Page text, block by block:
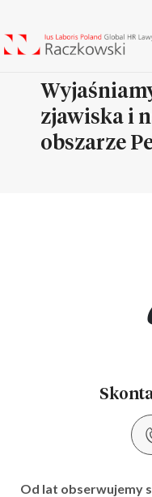
zjawiska i
obszarze
Od lat obserwujemy